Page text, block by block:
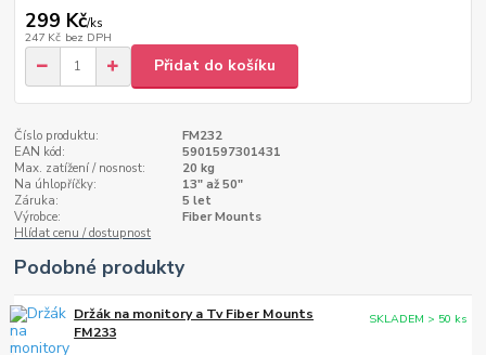
299 Kč/ks
247 Kč bez DPH
Přidat do košíku
Číslo produktu:
FM232
EAN kód:
5901597301431
Max. zatížení / nosnost:
20 kg
Na úhlopříčky:
13" až 50"
Záruka:
5 let
Výrobce:
Fiber Mounts
Hlídat cenu / dostupnost
Podobné produkty
Držák na monitory a Tv Fiber Mounts
FM233
SKLADEM > 50 ks